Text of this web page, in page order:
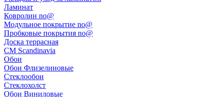
Ламинат
Ковролин no@
Модульное покрытие no@
Пробковые покрытия no@
Доска террасная
CM Scandinavia
Обои
Обои Флизелиновые
Стеклообои
Стеклохолст
Обои Виниловые